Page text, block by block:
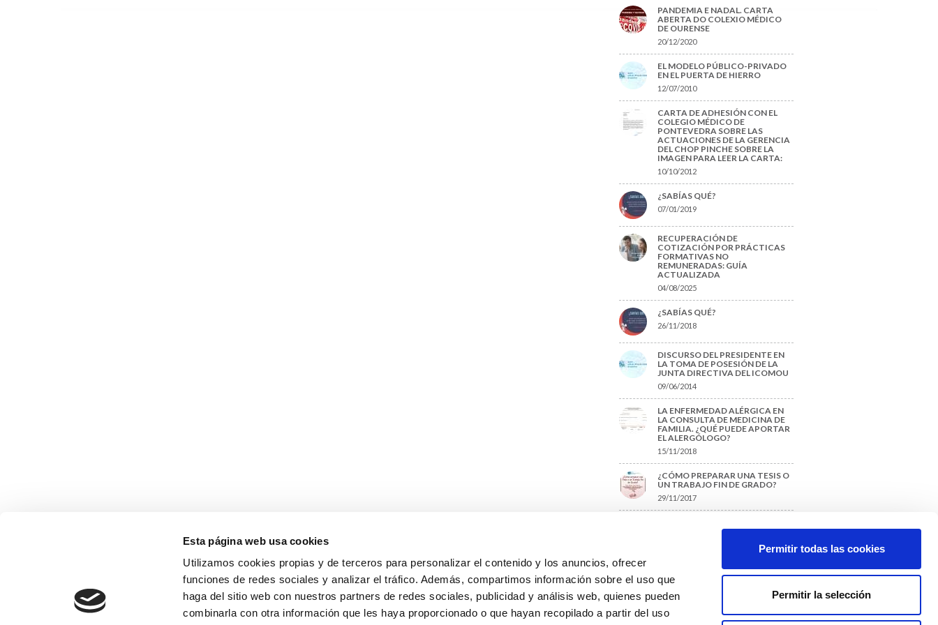
Esta página web usa cookies
Utilizamos cookies propias y de terceros para personalizar el contenido y los anuncios, ofrecer
funciones de redes sociales y analizar el tráfico. Además, compartimos información sobre el uso que
haga del sitio web con nuestros partners de redes sociales, publicidad y análisis web, quienes pueden
combinarla con otra información que les haya proporcionado o que hayan recopilado a partir del uso
Permitir todas las cookies
Permitir la selección
PANDEMIA E NADAL. CARTA
ABERTA DO COLEXIO MÉDICO
DE OURENSE
20/12/2020
EL MODELO PÚBLICO-PRIVADO
EN EL PUERTA DE HIERRO
12/07/2010
CARTA DE ADHESIÓN CON EL
COLEGIO MÉDICO DE
PONTEVEDRA SOBRE LAS
ACTUACIONES DE LA GERENCIA
DEL CHOP PINCHE SOBRE LA
IMAGEN PARA LEER LA CARTA:
10/10/2012
¿SABÍAS QUÉ?
07/01/2019
RECUPERACIÓN DE
COTIZACIÓN POR PRÁCTICAS
FORMATIVAS NO
REMUNERADAS: GUÍA
ACTUALIZADA
04/08/2025
¿SABÍAS QUÉ?
26/11/2018
DISCURSO DEL PRESIDENTE EN
LA TOMA DE POSESIÓN DE LA
JUNTA DIRECTIVA DEL ICOMOU
09/06/2014
LA ENFERMEDAD ALÉRGICA EN
LA CONSULTA DE MEDICINA DE
FAMILIA. ¿QUÉ PUEDE APORTAR
EL ALERGÓLOGO?
15/11/2018
¿CÓMO PREPARAR UNA TESIS O
UN TRABAJO FIN DE GRADO?
29/11/2017
protección de datos